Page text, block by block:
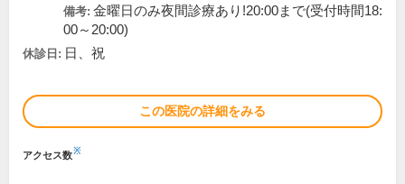
備考: 金曜日のみ夜間診療あり!20:00まで(受付時間18:
00～20:00)
休診日: 日、祝
この医院の詳細をみる
アクセス数※